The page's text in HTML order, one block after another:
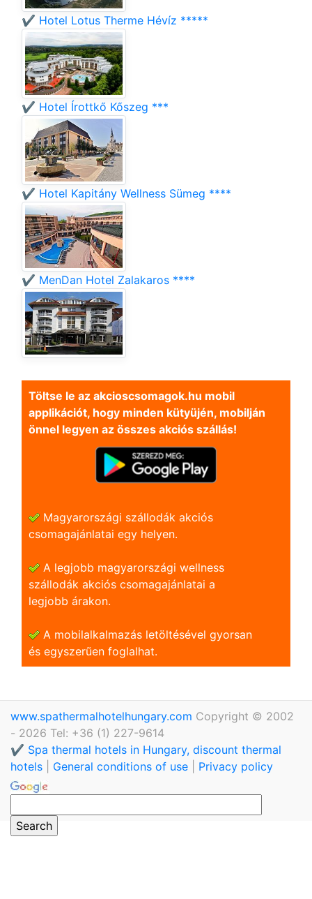
✔️ Hotel Lotus Therme Hévíz *****
✔️ Hotel Írottkő Kőszeg ***
✔️ Hotel Kapitány Wellness Sümeg ****
✔️ MenDan Hotel Zalakaros ****
Töltse le az akcioscsomagok.hu mobil
applikációt, hogy minden kütyüjén, mobilján
önnel legyen az összes akciós szállás!
Magyarországi szállodák akciós
csomagajánlatai egy helyen.
A legjobb magyarországi wellness
szállodák akciós csomagajánlatai a
legjobb árakon.
A mobilalkalmazás letöltésével gyorsan
és egyszerũen foglalhat.
www.spathermalhotelhungary.com Copyright © 2002
- 2026 Tel: +36 (1) 227-9614
✔️ Spa thermal hotels in Hungary, discount thermal
hotels
General conditions of use Privacy policy